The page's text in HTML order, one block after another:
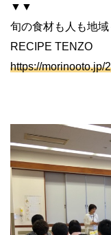
▼▼
旬の食材も人も地
RECIPE TENZO
https://morinooto.jp/